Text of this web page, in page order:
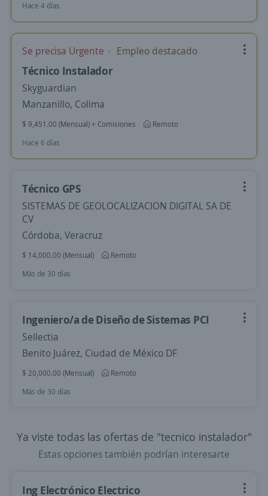
Hace 4 días
Se precisa Urgente Empleo destacado
Técnico Instalador
Skyguardian
Manzanillo, Colima
$ 9,451.00 (Mensual) + Comisiones
Remoto
Hace 6 días
Técnico GPS
SISTEMAS DE GEOLOCALIZACION DIGITAL SA DE
CV
Córdoba, Veracruz
$ 14,000.00 (Mensual)
Remoto
Más de 30 días
Ingeniero/a de Diseño de Sistemas PCI
Sellectia
Benito Juárez, Ciudad de México DF
$ 20,000.00 (Mensual)
Remoto
Más de 30 días
Ya viste todas las ofertas de "tecnico instalador"
Estas opciones también podrían interesarte
Ing Electrónico Electrico